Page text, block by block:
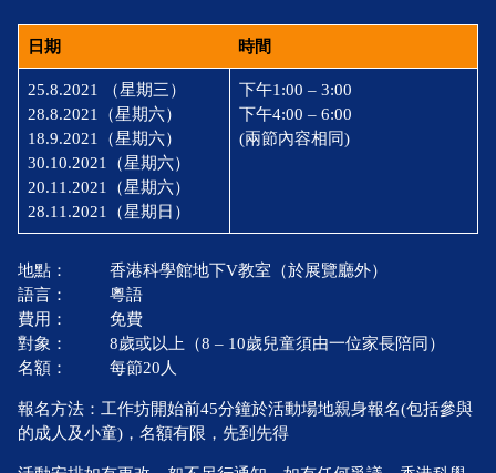
日期 時間
25.8.2021 （星期三）
28.8.2021（星期六）
18.9.2021（星期六）
30.10.2021（星期六）
20.11.2021（星期六）
28.11.2021（星期日）
下午1:00 – 3:00
下午4:00 – 6:00
(兩節內容相同)
地點：
香港科學館地下V教室（於展覽廳外）
語言：
粵語
費用：
免費
對象：
8歲或以上（8 – 10歲兒童須由一位家長陪同）
名額：
每節20人
報名方法：工作坊開始前45分鐘於活動場地親身報名(包括參與
的成人及小童)，名額有限，先到先得